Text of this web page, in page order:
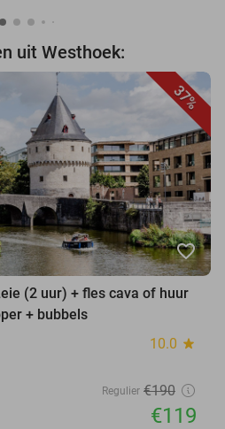
uit Westhoek:
37%
favorite_border
(2 uur) + fles cava of huur
+ bubbels
10.0 star
Regulier €190
€119